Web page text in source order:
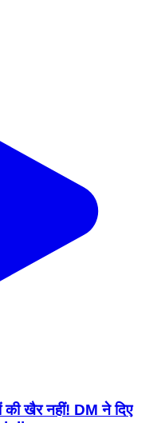
की खैर नहीं! DM ने दिए